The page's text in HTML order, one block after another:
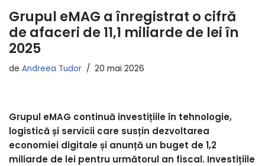
Grupul eMAG a înregistrat o cifră
de afaceri de 11,1 miliarde de lei în
2025
de Andreea Tudor 20 mai 2026
Grupul eMAG continuă investițiile în tehnologie,
logistică și servicii care susțin dezvoltarea
economiei digitale și anunță un buget de 1,2
miliarde de lei pentru următorul an fiscal. Investițiile